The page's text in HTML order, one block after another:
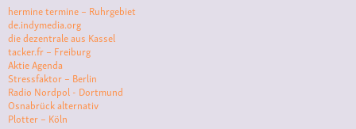
MonogamiePolyamorietreff
azz#vortragantifa
mitismus
VKqueer#Demo
hermine termine – Ruhrgebiet
de.indymedia.org
die dezentrale aus Kassel
tacker.fr – Freiburg
Aktie Agenda
Stressfaktor – Berlin
Radio Nordpol - Dortmund
Osnabrück alternativ
Plotter – Köln